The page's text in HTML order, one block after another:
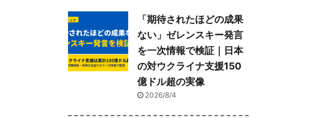
「期待されたほどの成果
ない」ゼレンスキー発言
を一次情報で検証｜日本
の対ウクライナ支援150
億ドル超の実像
2026/8/4